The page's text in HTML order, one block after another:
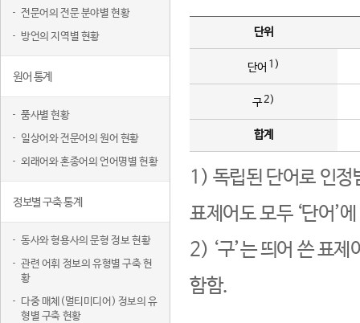
전문어의 전문 분야별 현황
방언의 지역별 현황
원어 통계
품사별 현황
일상어와 전문어의 원어 현황
외래어와 혼종어의 언어명별 현황
정보별 구축 통계
동사와 형용사의 문형 정보 현황
관련 어휘 정보의 유형별 구축 현
황
다중 매체(멀티미디어) 정보의 유
형별 구축 현황
단위
단어 1)
구2)
합계
1) 독립된 단어로 인정
표제어도 모두 ‘단어’
2) ‘구’는 띄어 쓴 표
함함.